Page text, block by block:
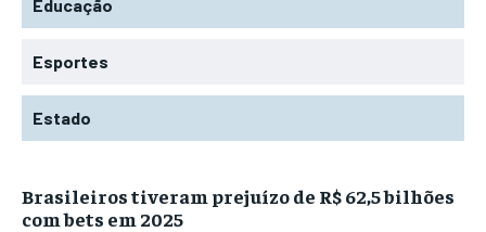
Educação
Esportes
Estado
Brasileiros tiveram prejuízo de R$ 62,5 bilhões
com bets em 2025